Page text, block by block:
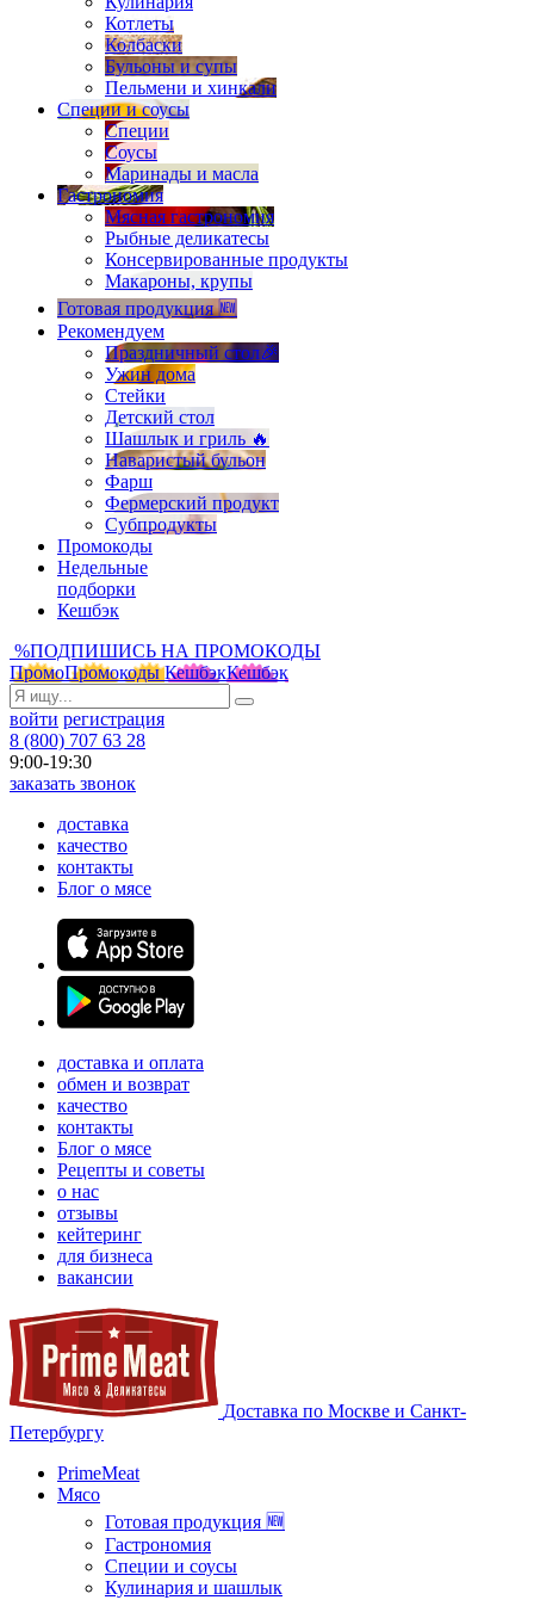
Котлеты
Колбаски
Бульоны и супы
Пельмени и хинкали
Специи и соусы
Специи
Соусы
Маринады и масла
Гастрономия
Мясная гастрономия
Рыбные деликатесы
Консервированные продукты
Макароны, крупы
Готовая продукция 🆕
Рекомендуем
Праздничный стол🎉
Ужин дома
Стейки
Детский стол
Шашлык и гриль 🔥
Наваристый бульон
Фарш
Фермерский продукт
Субпродукты
Промокоды
Недельные
подборки
Кешбэк
%ПОДПИШИСЬ НА ПРОМОКОДЫ
ПромоПромокоды КешбэкКешбэк
войти регистрация
8 (800) 707 63 28
9:00-19:30
заказать звонок
доставка
качество
контакты
Блог о мясе
доставка и оплата
обмен и возврат
качество
контакты
Блог о мясе
Рецепты и советы
о нас
отзывы
кейтеринг
для бизнеса
вакансии
Доставка по Москве и Санкт-
Петербургу
PrimeMeat
Мясо
Готовая продукция 🆕
Гастрономия
Специи и соусы
Кулинария и шашлык